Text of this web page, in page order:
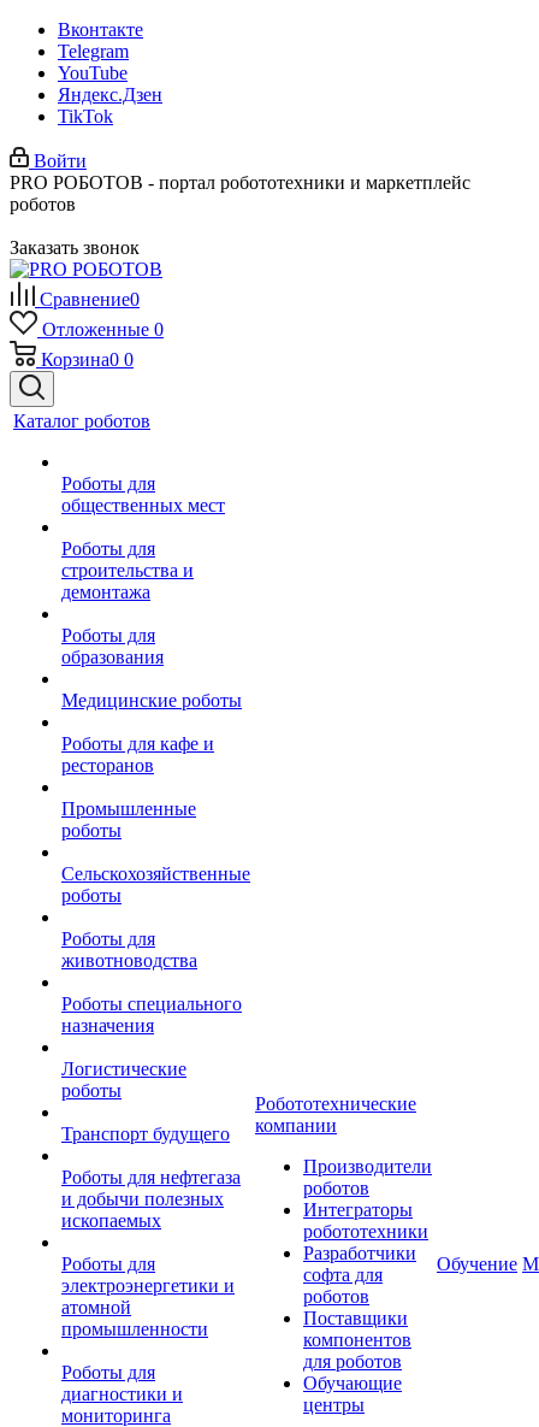
Вконтакте
Telegram
YouTube
Яндекс.Дзен
TikTok
Войти
PRO РОБОТОВ - портал робототехники и маркетплейс
роботов
Заказать звонок
Сравнение0
Отложенные 0
Корзина0 0
Каталог роботов
Роботы для
общественных мест
Роботы для
строительства и
демонтажа
Роботы для
образования
Медицинские роботы
Роботы для кафе и
ресторанов
Промышленные
роботы
Сельскохозяйственные
роботы
Роботы для
животноводства
Роботы специального
назначения
Логистические
роботы
Транспорт будущего
Роботы для нефтегаза
и добычи полезных
ископаемых
Роботы для
электроэнергетики и
атомной
промышленности
Роботы для
диагностики и
мониторинга
Робототехнические
компании
Производители
роботов
Интеграторы
робототехники
Разработчики
софта для
роботов
Поставщики
компонентов
для роботов
Обучающие
центры
Обучение